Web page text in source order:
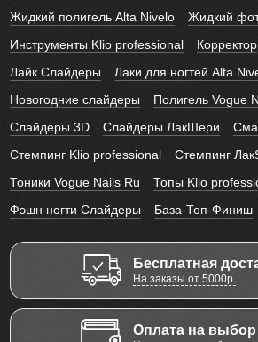
Жидкий полигель Alta Nivelo
Жидкий
Инструменты Klio professional
Корректор
Лайк Слайдеры
Лаки для ногтей Alta
Новогодние слайдеры
Полигель Vogue
Слайдеры 3D
Слайдеры ЛакШери
Стемпинг Klio professional
Стемпинг
Тоники Vogue Nails Ru
Топы Klio
Фэшн ногти Слайдеры
База-Топ-Финиш
Бесплатная
На заказы от 5000р.
Оплата на выбор